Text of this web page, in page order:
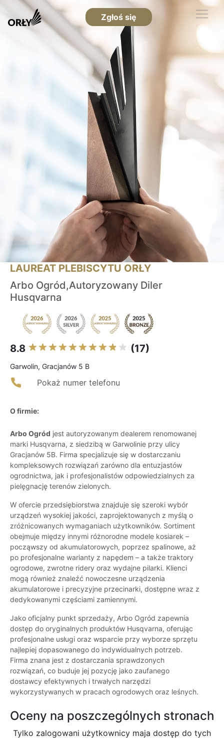
Zgłoś się
LAUREAT PLEBISCYTU ORŁY
Arbo Ogród,Autoryzowany Diler
Husqvarna
8.8 (17)
Garwolin, Gracjanów 5 B
Pokaż numer telefonu
O firmie:
Arbo Ogród jest autoryzowanym dealerem renomowanej
marki Husqvarna, z siedzibą w Garwolinie przy ulicy
Gracjanów 5B. Firma specjalizuje się w dostarczaniu
kompleksowych rozwiązań zarówno dla entuzjastów
ogrodnictwa, jak i profesjonalistów odpowiedzialnych za
pielęgnację terenów zielonych.
W ofercie przedsiębiorstwa znajduje się szeroki wybór
urządzeń wysokiej jakości, zaprojektowanych z myślą o
zróżnicowanych wymaganiach użytkowników. Sortiment
obejmuje między innymi różnorodne modele kosiarek –
począwszy od akumulatorowych, poprzez spalinowe, aż
po profesjonalne warianty z napędem – a także traktory
ogrodowe, zwrotne ridery oraz wydajne pilarki. Klienci
mogą również znaleźć nowoczesne urządzenia
akumulatorowe i precyzyjne przecinarki, dostępne wraz z
dedykowanymi częściami zamiennymi.
Jako oficjalny punkt sprzedaży, Arbo Ogród zapewnia
dostęp do oryginalnych produktów Husqvarna, oferując
profesjonalne usługi oraz wsparcie przy wyborze sprzętu
najlepiej dopasowanego do indywidualnych potrzeb.
Firma znana jest z dostarczania sprawdzonych
rozwiązań, co buduje jej pozycję jako zaufanego
dostawcy efektywnych i trwałych narzędzi
wykorzystywanych w pracach ogrodowych oraz leśnych.
Oceny na poszczególnych stronach
Tylko zalogowani użytkownicy maja dostęp do tych